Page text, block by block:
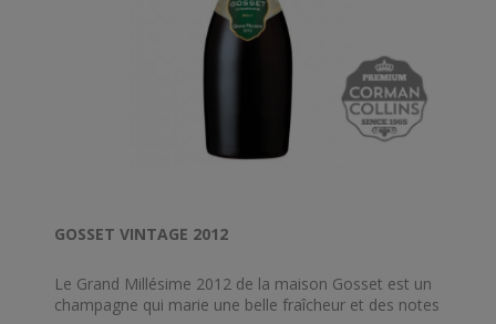
GOSSET VINTAGE 2012
Le Grand Millésime 2012 de la maison Gosset est un
champagne qui marie une belle fraîcheur et des notes